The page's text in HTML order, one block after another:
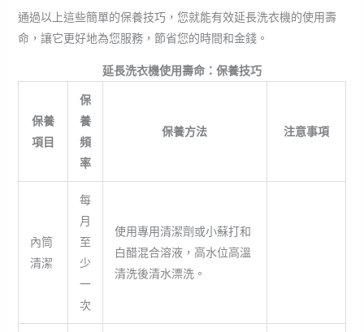
通過以上這些簡單的保養技巧，您就能有效延長洗衣機的使用壽
命，讓它更好地為您服務，節省您的時間和金錢。
延長洗衣機使用壽命：保養技巧
保養
項目
保
養
頻
率
保養方法 注意事項
內筒
清潔
每
月
至
少
一
次
使用專用清潔劑或小蘇打和
白醋混合溶液，高水位高溫
清洗後清水漂洗。